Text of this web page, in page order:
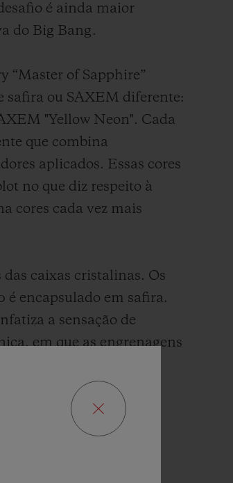
é ainda maior
do Big Bang.
“Master of Sapphire”
safira ou SAXEM diferente:
"Yellow Neon". Cada
que combina
aplicados. Essas cores
no que diz respeito à
cores cada vez mais
caixas cristalinas. Os
é encapsulado em safira.
a sensação de
em que as engrenagens
de 10 dias é
mecânicos, que
exclusiva para os
um painel